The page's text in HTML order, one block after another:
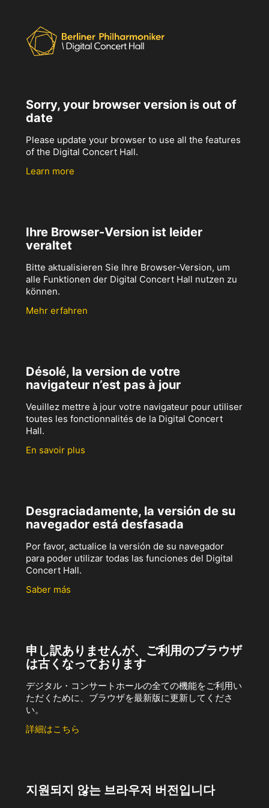
Sorry, your browser version is out of
date
Please update your browser to use all the features
of the Digital Concert Hall.
Learn more
Ihre Browser-Version ist leider
veraltet
Bitte aktualisieren Sie Ihre Browser-Version, um
alle Funktionen der Digital Concert Hall nutzen zu
können.
Mehr erfahren
Désolé, la version de votre
navigateur n’est pas à jour
Veuillez mettre à jour votre navigateur pour utiliser
toutes les fonctionnalités de la Digital Concert
Hall.
En savoir plus
Desgraciadamente, la versión de su
navegador está desfasada
Por favor, actualice la versión de su navegador
para poder utilizar todas las funciones del Digital
Concert Hall.
Saber más
申し訳ありませんが、ご利用のブラウザ
は古くなっております
デジタル・コンサートホールの全ての機能をご利用い
ただくために、ブラウザを最新版に更新してくださ
い。
詳細はこちら
지원되지 않는 브라우저 버전입니다